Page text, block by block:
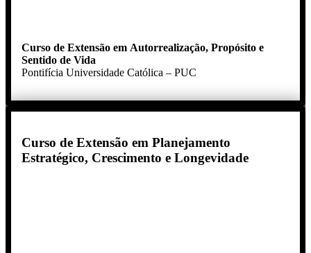
Curso de Extensão em Autorrealização, Propósito e
Sentido de Vida
Pontifícia Universidade Católica – PUC
Curso de Extensão em Planejamento
Estratégico, Crescimento e Longevidade